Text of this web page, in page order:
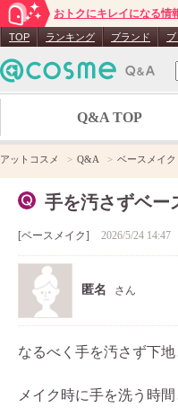
おトクにキレイになる情
TOP ランキング ブランド
Q&A TOP
アットコスメ Q&A ベースメイク
手を汚さずベー
ベースメイク 2026/5/24 14:47
匿名 さん
なるべく手を汚さず下
メイク時に手を洗う時